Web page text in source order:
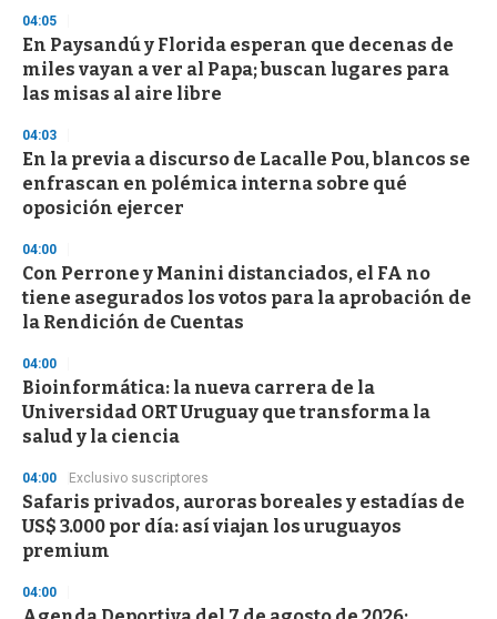
n
d
04:05
En Paysandú y Florida esperan que decenas de
miles vayan a ver al Papa; buscan lugares para
las misas al aire libre
04:03
En la previa a discurso de Lacalle Pou, blancos se
enfrascan en polémica interna sobre qué
oposición ejercer
04:00
Con Perrone y Manini distanciados, el FA no
tiene asegurados los votos para la aprobación de
la Rendición de Cuentas
04:00
Bioinformática: la nueva carrera de la
Universidad ORT Uruguay que transforma la
salud y la ciencia
04:00 Exclusivo suscriptores
Safaris privados, auroras boreales y estadías de
US$ 3.000 por día: así viajan los uruguayos
premium
04:00